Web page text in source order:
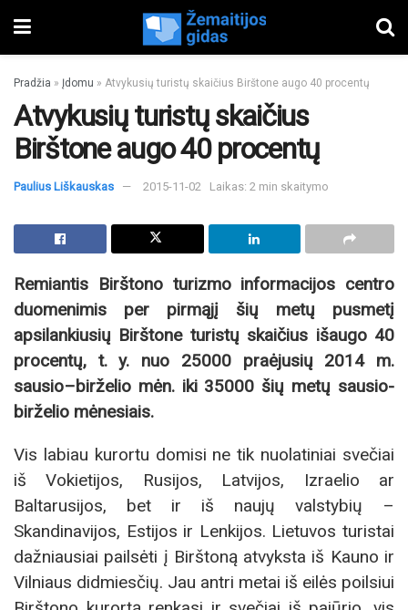
Pradžia » Įdomu » Atvykusių turistų skaičius Birštone augo 40 procentų
Atvykusių turistų skaičius
Birštone augo 40 procentų
Paulius Liškauskas 2015-11-02 Laikas: 2 min skaitymo
Remiantis Birštono turizmo informacijos centro
duomenimis per pirmąjį šių metų pusmetį
apsilankiusių Birštone turistų skaičius išaugo 40
procentų, t. y. nuo 25000 praėjusių 2014 m.
sausio–birželio mėn. iki 35000 šių metų sausio-
birželio mėnesiais.
Vis labiau kurortu domisi ne tik nuolatiniai svečiai
iš Vokietijos, Rusijos, Latvijos, Izraelio ar
Baltarusijos, bet ir iš naujų valstybių –
Skandinavijos, Estijos ir Lenkijos. Lietuvos turistai
dažniausiai pailsėti į Birštoną atvyksta iš Kauno ir
Vilniaus didmiesčių. Jau antri metai iš eilės poilsiui